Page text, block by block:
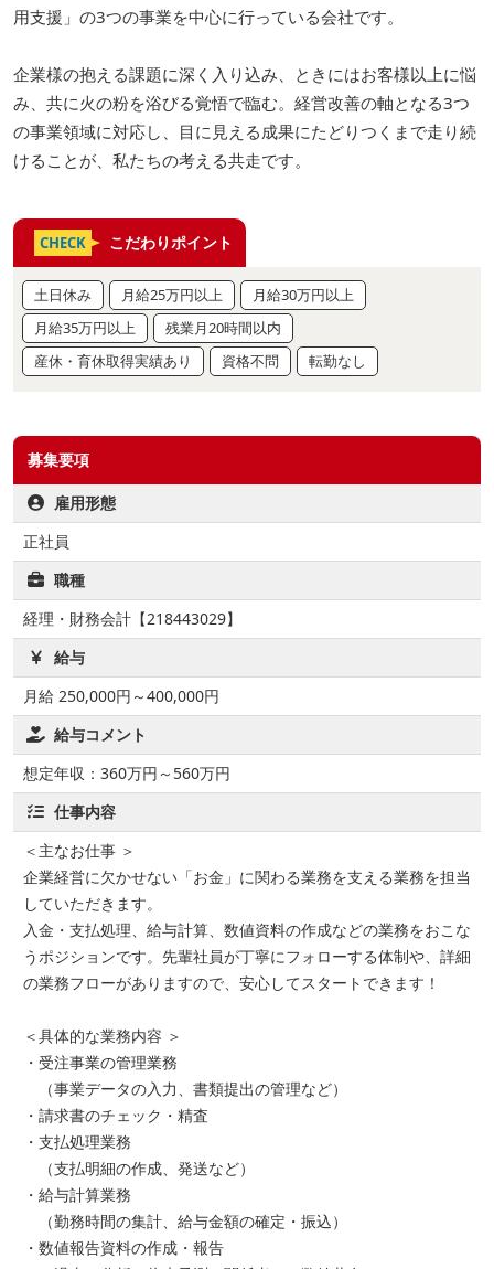
用支援」の3つの事業を中心に行っている会社です。
企業様の抱える課題に深く入り込み、ときにはお客様以上に悩
み、共に火の粉を浴びる覚悟で臨む。経営改善の軸となる3つ
の事業領域に対応し、目に見える成果にたどりつくまで走り続
けることが、私たちの考える共走です。
CHECK こだわりポイント
土日休み 月給25万円以上
月給30万円以上
月給35万円以上
残業月20時間以内
産休・育休取得実績あり
資格不問 転勤なし
募集要項
雇用形態
正社員
職種
経理・財務会計【218443029】
給与
月給 250,000円～400,000円
給与コメント
想定年収：360万円～560万円
仕事内容
＜主なお仕事 ＞
企業経営に欠かせない「お金」に関わる業務を支える業務を担当
していただきます。
入金・支払処理、給与計算、数値資料の作成などの業務をおこな
うポジションです。先輩社員が丁寧にフォローする体制や、詳細
の業務フローがありますので、安心してスタートできます！
＜具体的な業務内容 ＞
・受注事業の管理業務
（事業データの入力、書類提出の管理など）
・請求書のチェック・精査
・支払処理業務
（支払明細の作成、発送など）
・給与計算業務
（勤務時間の集計、給与金額の確定・振込）
・数値報告資料の作成・報告